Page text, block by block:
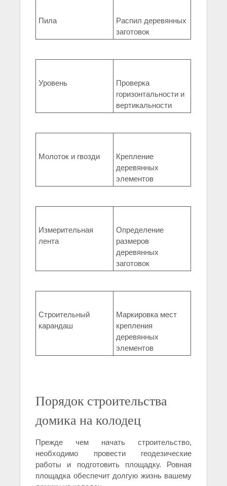
Пила
Распил деревянных
заготовок
Уровень
Проверка
горизонтальности и
вертикальности
Молоток и гвозди
Крепление
деревянных
элементов
Измерительная
лента
Определение
размеров
деревянных
заготовок
Строительный
карандаш
Маркировка мест
крепления
деревянных
элементов
Порядок строительства
домика на колодец
Прежде чем начать строительство,
необходимо провести геодезические
работы и подготовить площадку. Ровная
площадка обеспечит долгую жизнь вашему